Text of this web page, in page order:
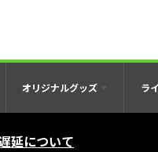
オリジナルグッズ ラ
延について